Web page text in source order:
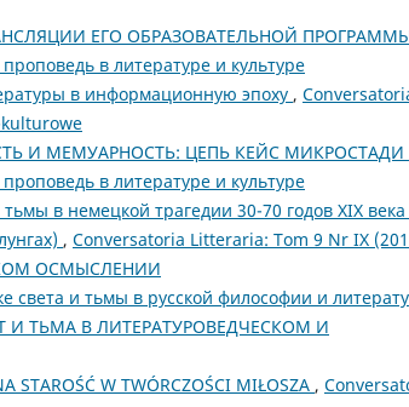
ЕГО ОБРАЗОВАТЕЛЬНОЙ
в литературе и культуре
в информационную эпоху ,
И МЕМУАРНОСТЬ: ЦЕПЬ КЕЙС МИКРОСТАДИ
в литературе и культуре
в немецкой трагедии 30-70 годов XIX
, Conversatoria Litteraria: Tom 9 Nr IX
ОСМЫСЛЕНИИ
света и тьмы в русской философии и
И ТЬМА В ЛИТЕРАТУРОВЕДЧЕСКОМ И
STAROŚĆ W TWÓRCZOŚCI MIŁOSZA ,